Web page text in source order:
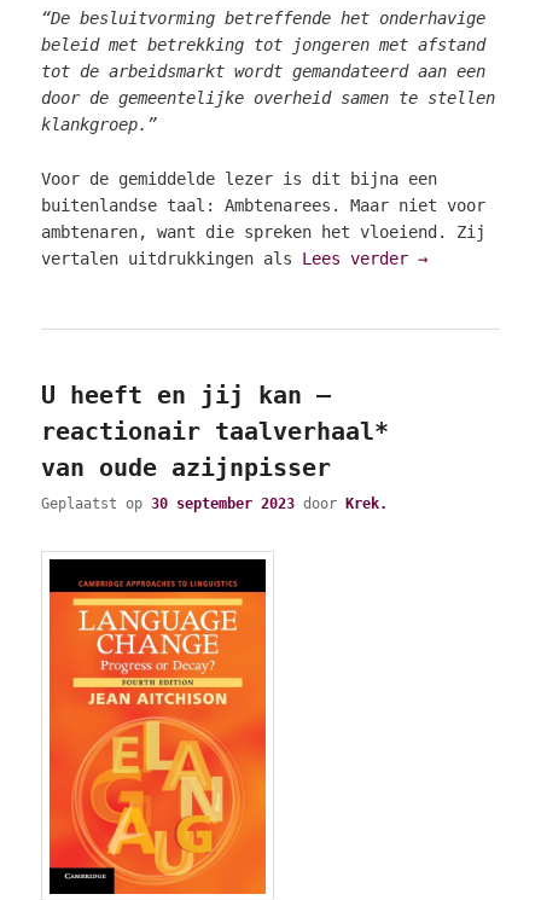
“De besluitvorming betreffende het onderhavige
beleid met betrekking tot jongeren met afstand
tot de arbeidsmarkt wordt gemandateerd aan een
door de gemeentelijke overheid samen te stellen
klankgroep.”
Voor de gemiddelde lezer is dit bijna een
buitenlandse taal: Ambtenarees. Maar niet voor
ambtenaren, want die spreken het vloeiend. Zij
vertalen uitdrukkingen als Lees verder→
U heeft en jij kan –
reactionair taalverhaal*
van oude azijnpisser
Geplaatst op30 september 2023 door Krek.